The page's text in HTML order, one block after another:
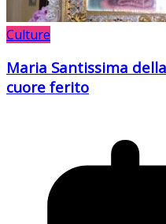
Culture
Maria Santissima
cuore ferito